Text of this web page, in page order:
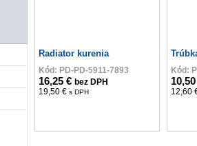
Radiator kurenia
Kód: PD-PD-5911-7893
16,25 € bez DPH
19,50 € s DPH
Kód:
12,60